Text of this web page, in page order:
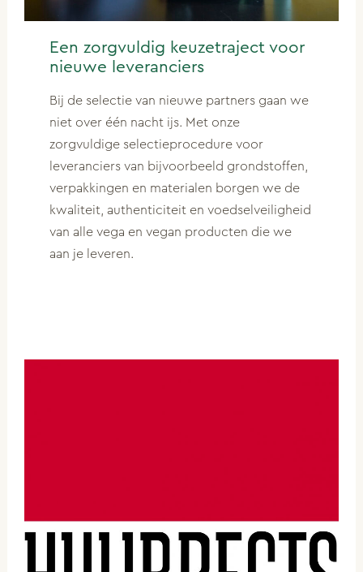
Een zorgvuldig keuzetraject voor
nieuwe leveranciers
Bij de selectie van nieuwe partners gaan we
niet over één nacht ijs. Met onze
zorgvuldige selectieprocedure voor
leveranciers van bijvoorbeeld grondstoffen,
verpakkingen en materialen borgen we de
kwaliteit, authenticiteit en voedselveiligheid
van alle vega en vegan producten die we
aan je leveren.